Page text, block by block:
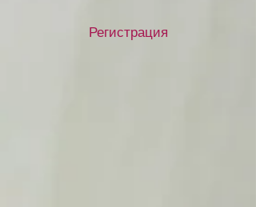
Регистрация